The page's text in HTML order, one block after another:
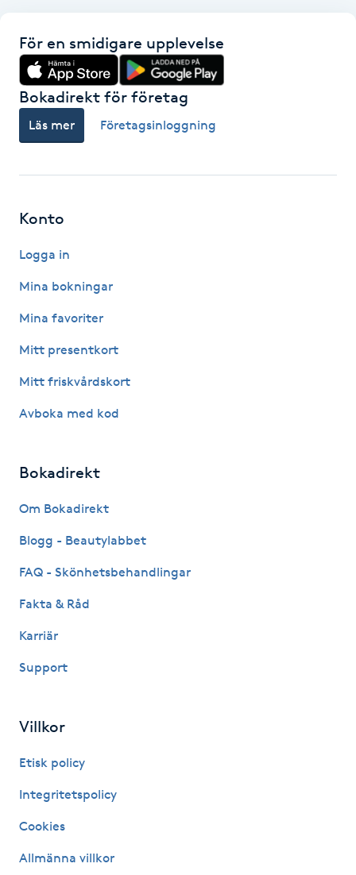
Gravidmassage
Gravidyoga
H
Hatha Yoga
Healing
Hot yoga
Huduppstramning
Hyperhidros
För en smidigare upplevelse
Bokadirekt för företag
Läs mer Företagsinloggning
Konto
Logga in
Mina bokningar
Mina favoriter
Mitt presentkort
Mitt friskvårdskort
Avboka med kod
Bokadirekt
Om Bokadirekt
Blogg - Beautylabbet
FAQ - Skönhetsbehandlingar
Fakta & Råd
Karriär
Support
Villkor
Etisk policy
Integritetspolicy
Cookies
Allmänna villkor